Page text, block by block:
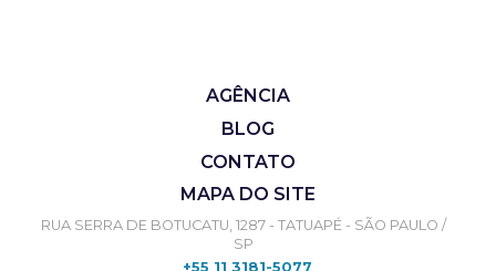
AGÊNCIA
BLOG
CONTATO
MAPA DO SITE
RUA SERRA DE BOTUCATU, 1287 - TATUAPÉ - SÃO PAULO /
SP
+55 11 3181-5077